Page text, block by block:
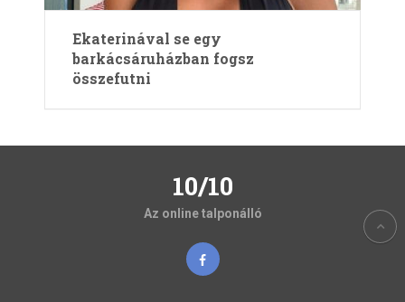
Ekaterinával se egy
barkácsáruházban fogsz
összefutni
10/10
Az online talponálló